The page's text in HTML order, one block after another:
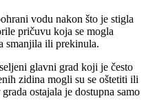
vodu nakon što je stigla
pričuvu koja se mogla
smanjila ili prekinula.
glavni grad koji je često
zidina mogli su se oštetiti ili
ostajala je dostupna samo